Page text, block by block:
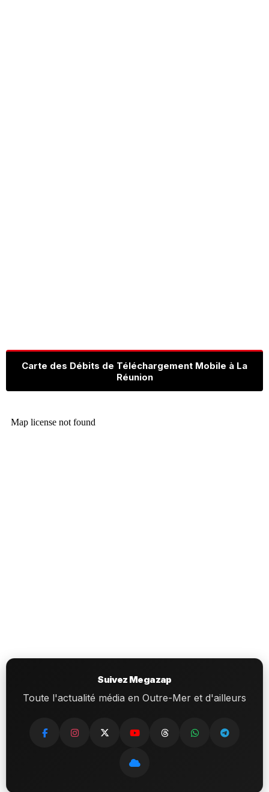
Carte des Débits de Téléchargement Mobile à La
Réunion
Suivez Megazap
Toute l'actualité média en Outre-Mer et d'ailleurs